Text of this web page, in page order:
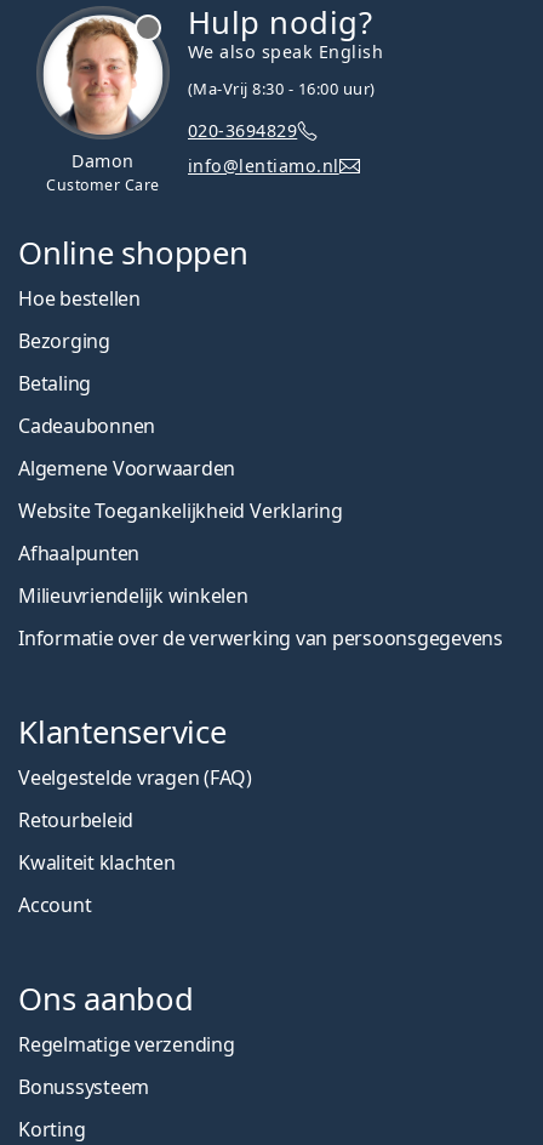
Damon
Customer Care
Hulp nodig?
We also speak English
(Ma-Vrij 8:30 - 16:00 uur)
020-3694829
info@lentiamo.nl
Online shoppen
Hoe bestellen
Bezorging
Betaling
Cadeaubonnen
Algemene Voorwaarden
Website Toegankelijkheid Verklaring
Afhaalpunten
Milieuvriendelijk winkelen
Informatie over de verwerking van persoonsgegevens
Klantenservice
Veelgestelde vragen (FAQ)
Retourbeleid
Kwaliteit klachten
Account
Ons aanbod
Regelmatige verzending
Bonussysteem
Korting